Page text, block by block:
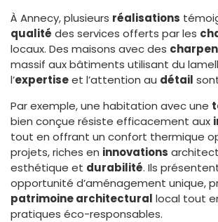
À Annecy, plusieurs réalisations
qualité des services offerts par les
locaux. Des maisons avec des
massif aux bâtiments utilisant du
l’expertiseet l’attention au détail
Par exemple, une habitation avec une
bien conçue résiste efficacement aux
tout en offrant un confort thermique
projets, riches en innovations
esthétique et durabilité. Ils
opportunité d’aménagement unique,
patrimoine architectural local tout
pratiques éco-responsables.